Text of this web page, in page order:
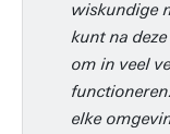
wiskundige
kunt na
om in veel
elke